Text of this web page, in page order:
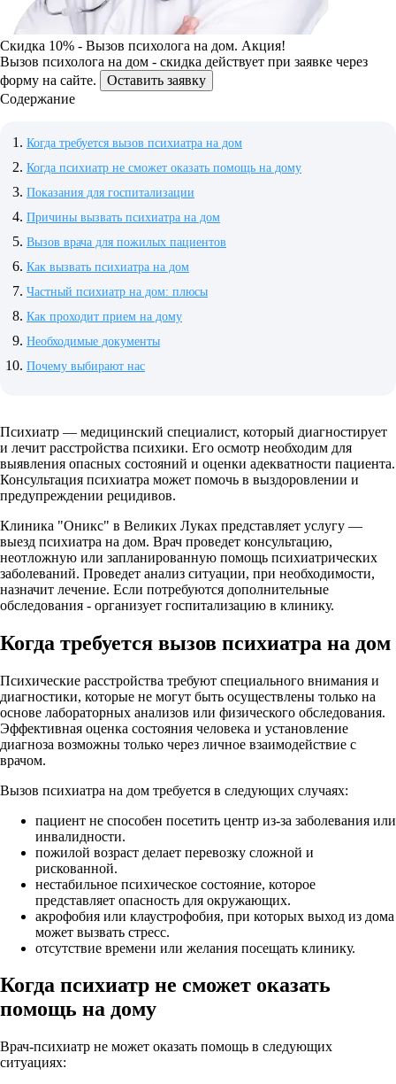
Скидка 10% - Вызов психолога на дом. Акция!
Вызов психолога на дом - скидка действует при заявке через
форму на сайте.
Оставить заявку
Содержание
Когда требуется вызов психиатра на дом
Когда психиатр не сможет оказать помощь на дому
Показания для госпитализации
Причины вызвать психиатра на дом
Вызов врача для пожилых пациентов
Как вызвать психиатра на дом
Частный психиатр на дом: плюсы
Как проходит прием на дому
Необходимые документы
Почему выбирают нас
Психиатр — медицинский специалист, который диагностирует
и лечит расстройства психики. Его осмотр необходим для
выявления опасных состояний и оценки адекватности пациента.
Консультация психиатра может помочь в выздоровлении и
предупреждении рецидивов.
Клиника "Оникс" в Великих Луках представляет услугу —
выезд психиатра на дом. Врач проведет консультацию,
неотложную или запланированную помощь психиатрических
заболеваний. Проведет анализ ситуации, при необходимости,
назначит лечение. Если потребуются дополнительные
обследования - организует госпитализацию в клинику.
Когда требуется вызов психиатра на дом
Психические расстройства требуют специального внимания и
диагностики, которые не могут быть осуществлены только на
основе лабораторных анализов или физического обследования.
Эффективная оценка состояния человека и установление
диагноза возможны только через личное взаимодействие с
врачом.
Вызов психиатра на дом требуется в следующих случаях:
пациент не способен посетить центр из-за заболевания или
инвалидности.
пожилой возраст делает перевозку сложной и
рискованной.
нестабильное психическое состояние, которое
представляет опасность для окружающих.
акрофобия или клаустрофобия, при которых выход из дома
может вызвать стресс.
отсутствие времени или желания посещать клинику.
Когда психиатр не сможет оказать
помощь на дому
Врач-психиатр не может оказать помощь в следующих
ситуациях: